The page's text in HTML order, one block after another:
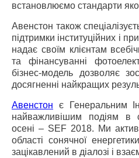
встановлюємо стандарти
Авенстон також
підтримки інституційних і
надає своїм клієнтам
та фінансуванні
бізнес-модель дозволяє
досягненні найкращих
Авенстон є Генеральним
найважливішим подіям в
осені – SEF 2018. Ми
області сонячної
зацікавлений в діалозі і